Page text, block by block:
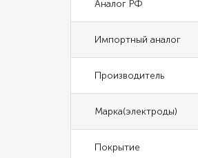
Аналог РФ
Импортный аналог
Производитель
Марка(электроды)
Покрытие